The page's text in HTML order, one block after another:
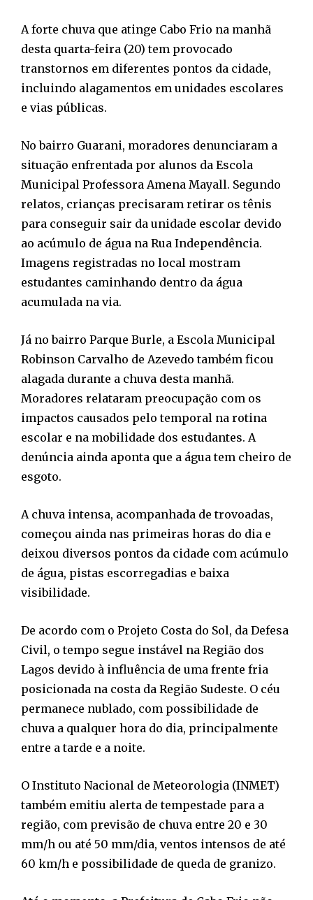
A forte chuva que atinge Cabo Frio na manhã
desta quarta-feira (20) tem provocado
transtornos em diferentes pontos da cidade,
incluindo alagamentos em unidades escolares
e vias públicas.
No bairro Guarani, moradores denunciaram a
situação enfrentada por alunos da Escola
Municipal Professora Amena Mayall. Segundo
relatos, crianças precisaram retirar os tênis
para conseguir sair da unidade escolar devido
ao acúmulo de água na Rua Independência.
Imagens registradas no local mostram
estudantes caminhando dentro da água
acumulada na via.
Já no bairro Parque Burle, a Escola Municipal
Robinson Carvalho de Azevedo também ficou
alagada durante a chuva desta manhã.
Moradores relataram preocupação com os
impactos causados pelo temporal na rotina
escolar e na mobilidade dos estudantes. A
denúncia ainda aponta que a água tem cheiro de
esgoto.
A chuva intensa, acompanhada de trovoadas,
começou ainda nas primeiras horas do dia e
deixou diversos pontos da cidade com acúmulo
de água, pistas escorregadias e baixa
visibilidade.
De acordo com o Projeto Costa do Sol, da Defesa
Civil, o tempo segue instável na Região dos
Lagos devido à influência de uma frente fria
posicionada na costa da Região Sudeste. O céu
permanece nublado, com possibilidade de
chuva a qualquer hora do dia, principalmente
entre a tarde e a noite.
O Instituto Nacional de Meteorologia (INMET)
também emitiu alerta de tempestade para a
região, com previsão de chuva entre 20 e 30
mm/h ou até 50 mm/dia, ventos intensos de até
60 km/h e possibilidade de queda de granizo.